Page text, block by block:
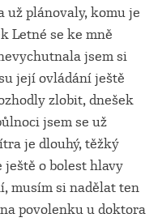
už plánovaly, komu je
Letné se ke mně
jsem si
její ovládání ještě
zlobit, dnešek
jsem se už
je dlouhý, těžký
ještě o bolest hlavy
musím si nadělat ten
povolenku u doktora